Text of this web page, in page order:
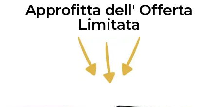
Approfitta dell' Offerta
Limitata